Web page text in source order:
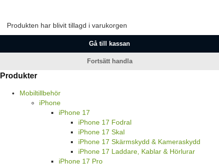
Produkten har blivit tillagd i varukorgen
Gå till kassan
Fortsätt handla
Produkter
Mobiltillbehör
iPhone
iPhone 17
iPhone 17 Fodral
iPhone 17 Skal
iPhone 17 Skärmskydd & Kameraskydd
iPhone 17 Laddare, Kablar & Hörlurar
iPhone 17 Pro